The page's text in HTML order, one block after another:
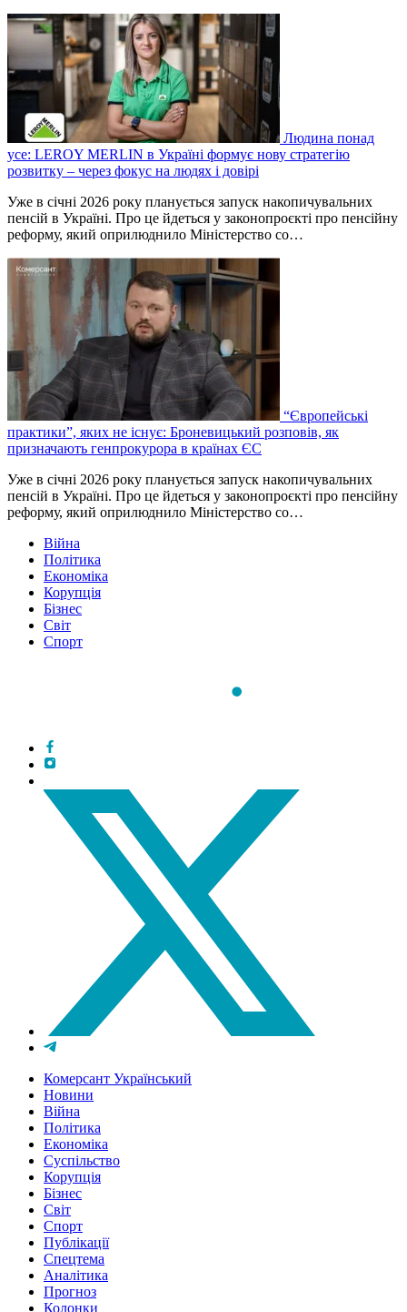
Людина понад
усе: LEROY MERLIN в Україні формує нову стратегію
розвитку – через фокус на людях і довірі
Уже в січні 2026 року планується запуск накопичувальних
пенсій в Україні. Про це йдеться у законопроєкті про пенсійну
реформу, який оприлюднило Міністерство со…
“Європейські
практики”, яких не існує: Броневицький розповів, як
призначають генпрокурора в країнах ЄС
Уже в січні 2026 року планується запуск накопичувальних
пенсій в Україні. Про це йдеться у законопроєкті про пенсійну
реформу, який оприлюднило Міністерство со…
Війна
Політика
Економіка
Корупція
Бізнес
Світ
Спорт
Комерсант Український
Новини
Війна
Політика
Економіка
Суспільство
Корупція
Бізнес
Світ
Спорт
Публікації
Спецтема
Аналітика
Прогноз
Колонки